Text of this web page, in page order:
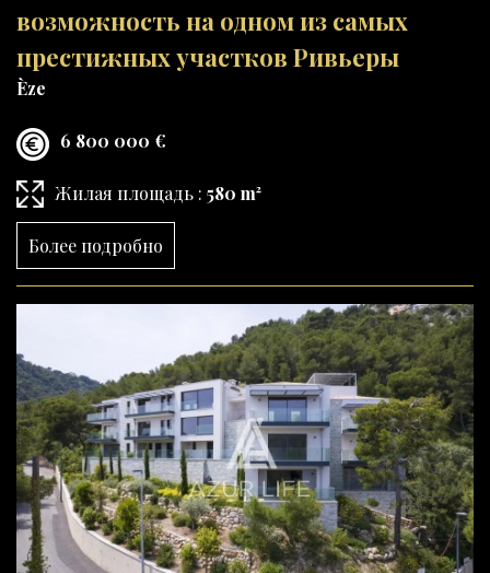
возможность на одном из самых
престижных участков Ривьеры
Èze
6 800 000 €
Жилая площадь : 580 m²
Более подробно